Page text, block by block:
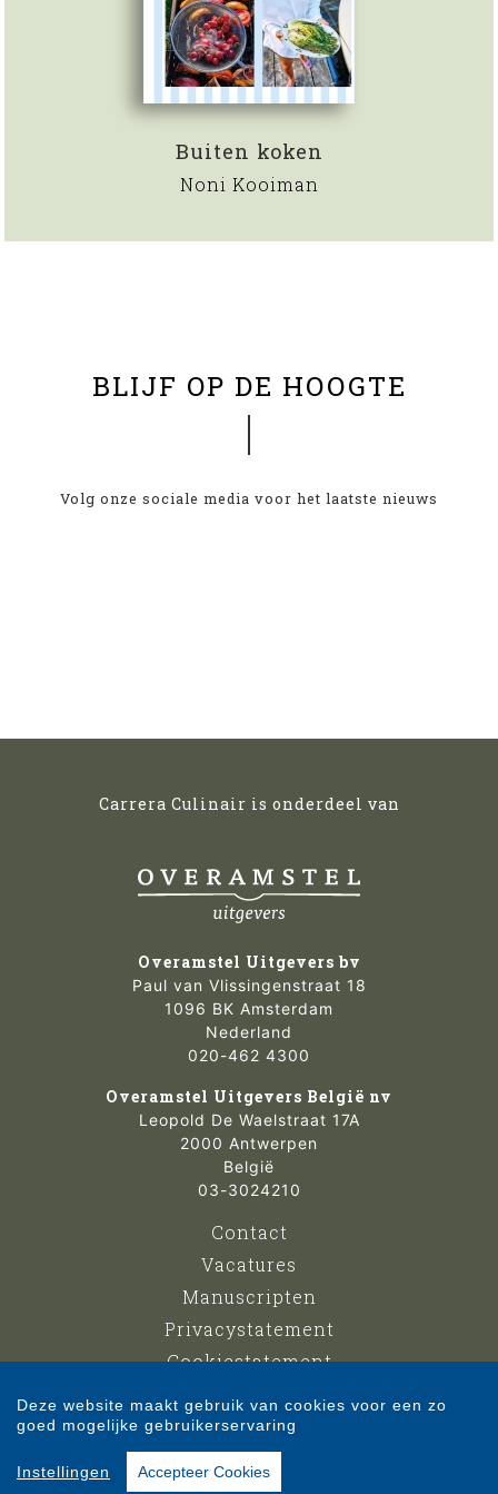
Buiten koken
Noni Kooiman
BLIJF OP DE HOOGTE
Volg onze sociale media voor het laatste nieuws
Carrera Culinair is onderdeel van
Overamstel Uitgevers bv
Paul van Vlissingenstraat 18
1096 BK Amsterdam
Nederland
020-462 4300
Overamstel Uitgevers België nv
Leopold De Waelstraat 17A
2000 Antwerpen
België
03-3024210
Contact
Vacatures
Manuscripten
Privacystatement
Cookiestatement
Cookie-instellingen
Copyright © 2007-2026 Overamstel Uitgevers - Alle rechten voorbehouden -
Ontwerp door
Deze website maakt gebruik van cookies voor een zo
goed mogelijke gebruikerservaring
Instellingen Accepteer Cookies